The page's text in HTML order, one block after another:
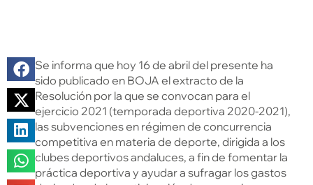
Se informa que hoy 16 de abril del presente ha
sido publicado en BOJA el extracto de la
Resolución por la que se convocan para el
ejercicio 2021 (temporada deportiva 2020-2021),
las subvenciones en régimen de concurrencia
competitiva en materia de deporte, dirigida a los
clubes deportivos andaluces, a fin de fomentar la
práctica deportiva y ayudar a sufragar los gastos